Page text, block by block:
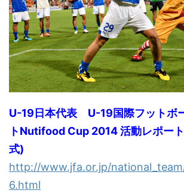
U-19日本代表 U-19国際フットボ
トNutifood Cup 2014 活動レポー
式)
http://www.jfa.or.jp/
6.html